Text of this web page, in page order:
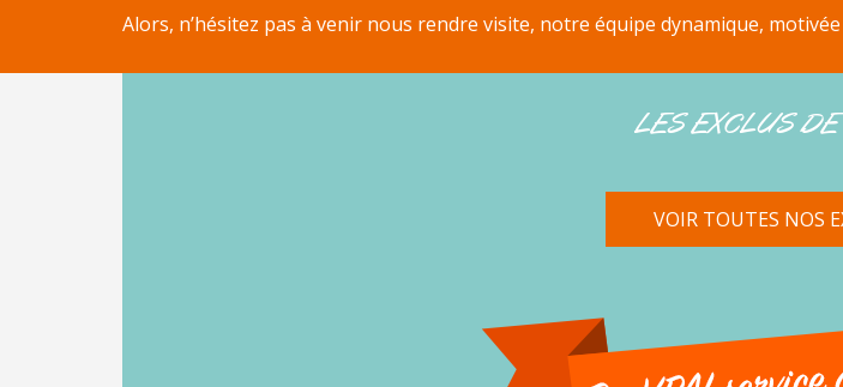
Alors, n’hésitez pas à venir nous rendre visite, notre équipe dynamique,
LES EXCLUS
VOIR TOUTES NOS